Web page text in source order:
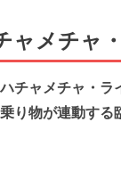
ャメチャ
チャメチャ・ラ
り物が連動する